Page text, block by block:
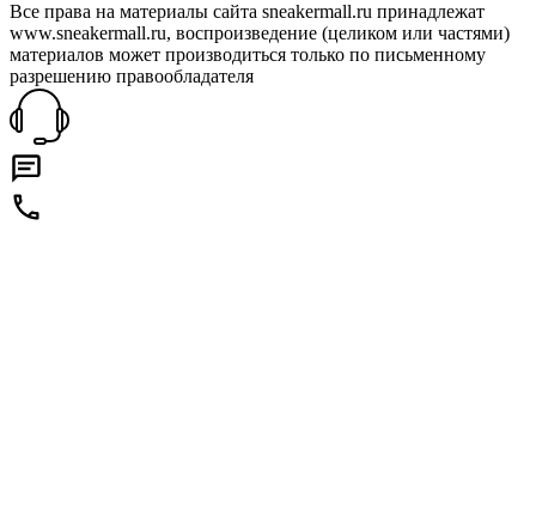
Все права на материалы сайта sneakermall.ru принадлежат
www.sneakermall.ru, воспроизведение (целиком или частями)
материалов может производиться только по письменному
разрешению правообладателя